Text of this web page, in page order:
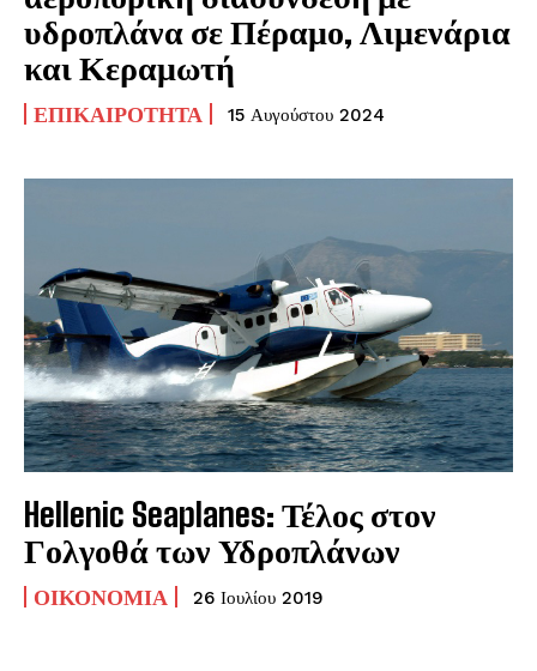
υδροπλάνα σε Πέραμο, Λιμενάρια
και Κεραμωτή
ΕΠΙΚΑΙΡΌΤΗΤΑ 15 Αυγούστου 2024
Hellenic Seaplanes: Τέλος στον
Γολγοθά των Υδροπλάνων
ΟΙΚΟΝΟΜΊΑ 26 Ιουλίου 2019